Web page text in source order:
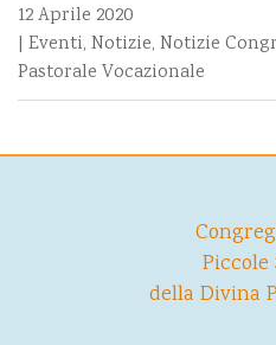
12 Aprile 2020
| Eventi, Notizie, Notizie
Pastorale Vocazionale
Piccole
della Divina